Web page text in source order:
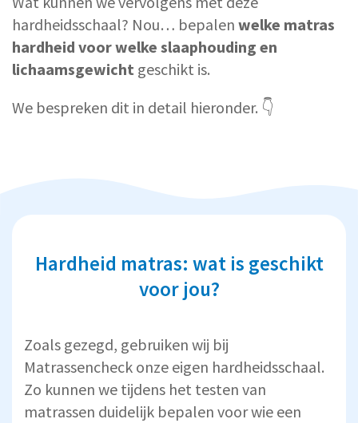
hardheidsschaal? Nou… bepalen welke matras
hardheid voor welke slaaphouding en
lichaamsgewicht geschikt is.
We bespreken dit in detail hieronder. 👇
Hardheid matras: wat is geschikt
voor jou?
Zoals gezegd, gebruiken wij bij
Matrassencheck onze eigen hardheidsschaal.
Zo kunnen we tijdens het testen van
matrassen duidelijk bepalen voor wie een